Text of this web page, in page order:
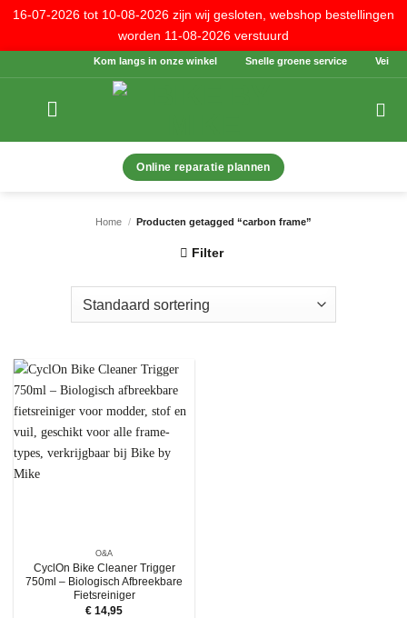
16-07-2026 tot 10-08-2026 zijn wij gesloten, webshop bestellingen
worden 11-08-2026 verstuurd
naar
Kom langs in onze winkel Snelle groene service Veilig
Online reparatie plannen
Home / Producten getagged “carbon frame”
Filter
O&A
CyclOn Bike Cleaner Trigger
750ml – Biologisch Afbreekbare
Fietsreiniger
€ 14,95